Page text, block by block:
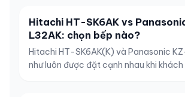
Hitachi HT-SK6AK vs
L32AK: chọn bếp nào?
Hitachi HT-SK6AK(K) và Panasonic
như luôn được đặt cạnh nhau khi